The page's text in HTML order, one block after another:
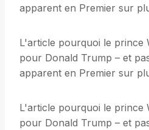
apparent en Premier sur
L'article pourquoi le prince
pour Donald Trump – et
apparent en Premier sur
L'article pourquoi le prince
pour Donald Trump – et